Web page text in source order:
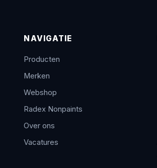
NAVIGATIE
Producten
Merken
Webshop
Radex Nonpaints
Over ons
Vacatures